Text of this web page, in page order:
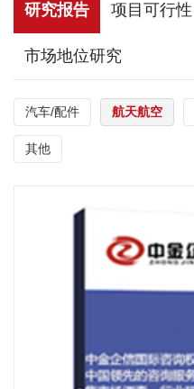
研究报告 项目可行性
市场地位研究
汽车/配件 航天航空
其他